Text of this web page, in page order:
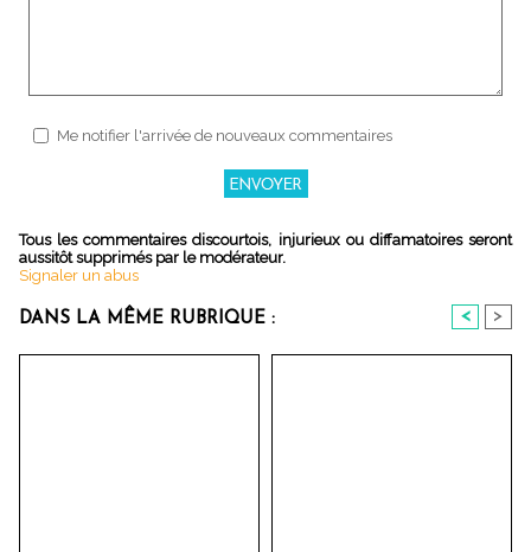
Me notifier l'arrivée de nouveaux commentaires
Tous les commentaires discourtois, injurieux ou diffamatoires seront
aussitôt supprimés par le modérateur.
Signaler un abus
DANS LA MÊME RUBRIQUE : < >